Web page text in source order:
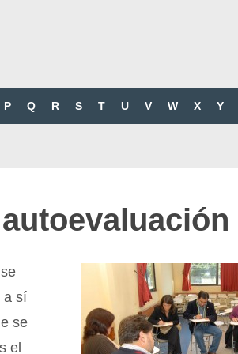
P Q R S T U V W X Y
a sí
se
el